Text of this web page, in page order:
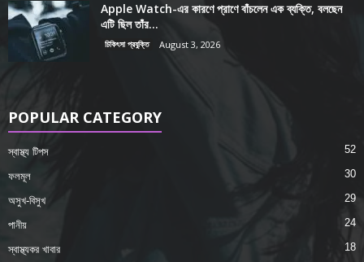
Apple Watch-এর কারণে প্রাণে বাঁচলেন এক ব্যক্তি, বলছেন
এটি ছিল তাঁর...
চিকিৎসা প্রযুক্তি August 3, 2026
POPULAR CATEGORY
স্বাস্থ্য টিপস 52
ফলমূল 30
অসুখ-বিসুখ 29
পানীয় 24
স্বাস্থ্যকর খাবার 18